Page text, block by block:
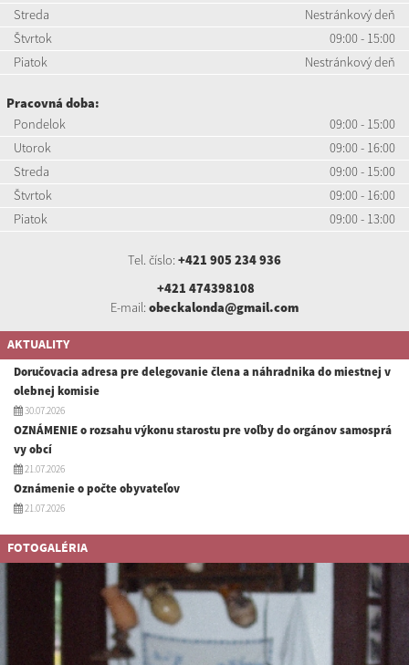
Streda
Nestránkový deň
Štvrtok
09:00 - 15:00
Piatok
Nestránkový deň
Pracovná doba:
Pondelok
09:00 - 15:00
Utorok
09:00 - 16:00
Streda
09:00 - 15:00
Štvrtok
09:00 - 16:00
Piatok
09:00 - 13:00
Tel. číslo: +421 905 234 936
+421 474398108
E-mail: obeckalonda@gmail.com
AKTUALITY
Doručovacia adresa pre delegovanie člena a náhradnika do miestnej v
olebnej komisie
30.07.2026
OZNÁMENIE o rozsahu výkonu starostu pre voľby do orgánov samosprá
vy obcí
21.07.2026
Oznámenie o počte obyvateľov
21.07.2026
FOTOGALÉRIA